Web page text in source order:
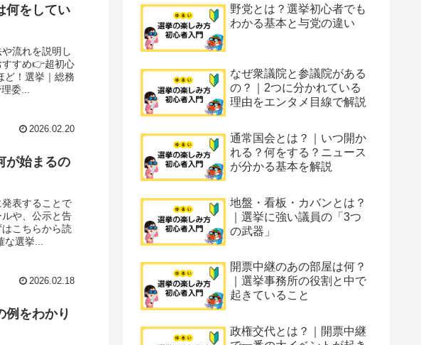
何をしてい
流れを説明し
すすめ👉超初心
ど！選挙｜総務
委...
2026.02.20
が始まるの
表することで
や、公示と告
こちらから読
選挙...
2026.02.18
例をわかり
野党とは？選挙初心者でも
わかる基本と与党の違い
なぜ衆議院と参議院がある
の？｜2つに分かれている
理由をエンタメ目線で解説
通常国会とは？｜いつ開か
れる？何をする？ニュース
が分かる基本を解説
地盤・看板・カバンとは？
｜選挙に強い議員の「3つ
の武器」
開票中継のあの部屋は何？
｜選挙事務所の役割と中で
起きていること
政権交代とは？｜開票中継